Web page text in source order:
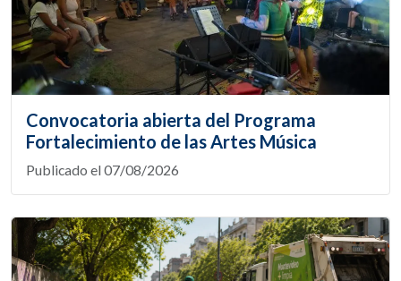
Convocatoria abierta del Programa
Fortalecimiento de las Artes Música
Publicado el 07/08/2026